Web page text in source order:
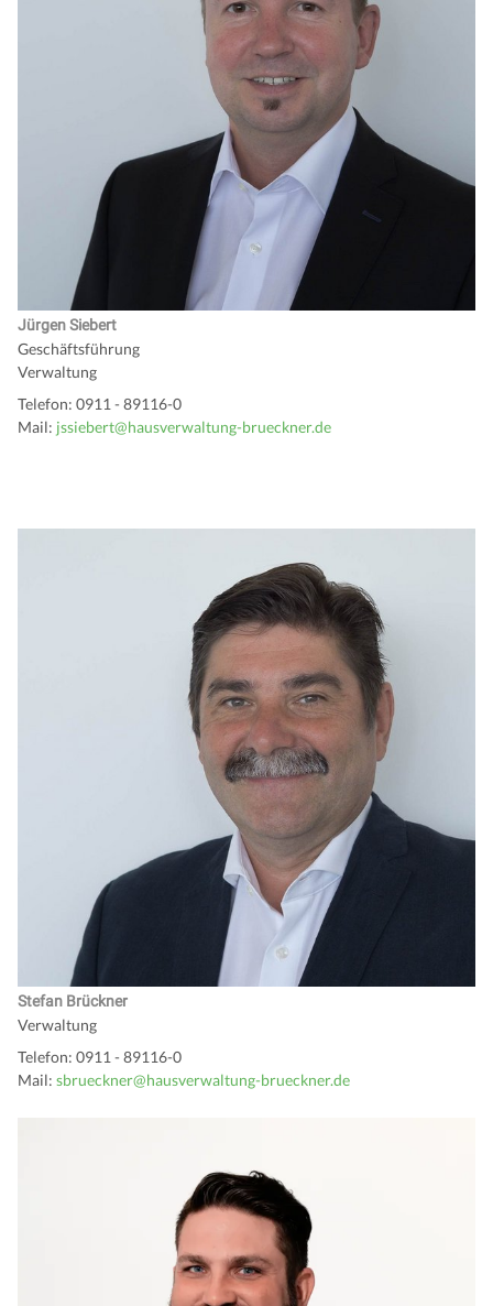
Jürgen Siebert
Geschäftsführung
Verwaltung
Telefon: 0911 - 89116-0
Mail: jssiebert@hausverwaltung-brueckner.de
Stefan Brückner
Verwaltung
Telefon: 0911 - 89116-0
Mail: sbrueckner@hausverwaltung-brueckner.de